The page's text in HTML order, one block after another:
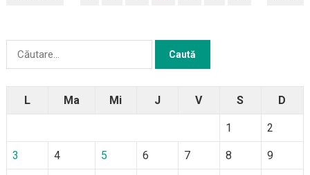
L Ma Mi J V S D
1 2
3 4 5 6 7 8 9